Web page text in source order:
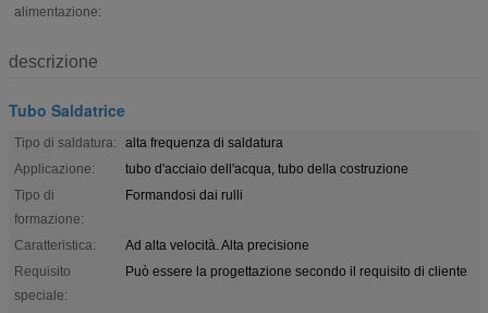
alimentazione:
descrizione
Tubo Saldatrice
Tipo di saldatura:
alta frequenza di saldatura
Applicazione:
tubo d'acciaio dell'acqua, tubo della costruzione
Tipo di
formazione:
Formandosi dai rulli
Caratteristica:
Ad alta velocità. Alta precisione
Requisito
speciale:
Può essere la progettazione secondo il requisito di cliente